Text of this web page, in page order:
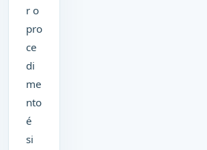
r o
pro
ce
di
me
nto
é
si